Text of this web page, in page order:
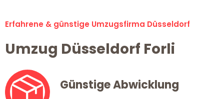
Erfahrene & günstige Umzugsfirma Düsseldorf
Umzug Düsseldorf Forli
Günstige Abwicklung